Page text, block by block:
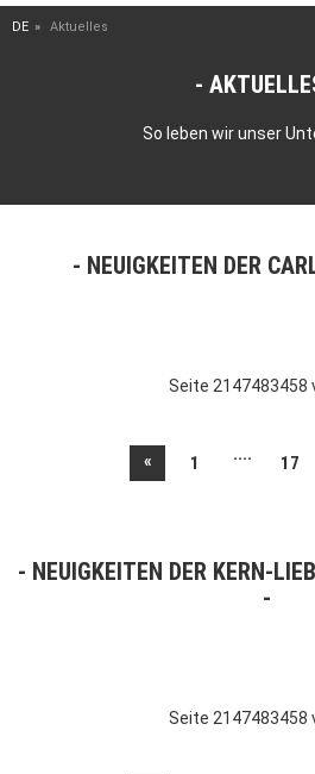
DE Aktuelles
So leben wir unser
NEUIGKEITEN DER
Seite 2147483458
« 1 .... 17
NEUIGKEITEN DER KERN-
Seite 2147483458